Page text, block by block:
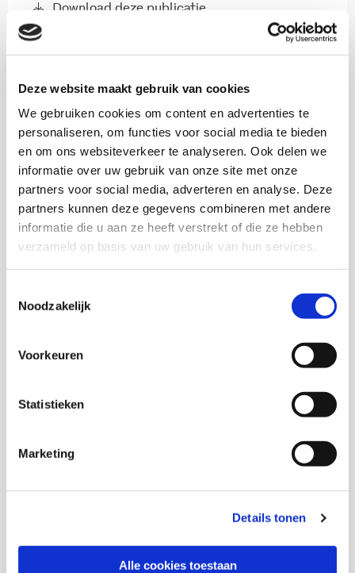
Deze website maakt gebruik van cookies
We gebruiken cookies om content en advertenties te
personaliseren, om functies voor social media te bieden
en om ons websiteverkeer te analyseren. Ook delen we
informatie over uw gebruik van onze site met onze
partners voor social media, adverteren en analyse. Deze
partners kunnen deze gegevens combineren met andere
informatie die u aan ze heeft verstrekt of die ze hebben
verzameld op basis van uw gebruik van hun services.
Noodzakelijk
Voorkeuren
Statistieken
Marketing
Details tonen
Alle cookies toestaan
Download deze publicatie
Onderzoekers
Trudi Nederland
Marieke Wentink
Marian van der Klein
Senior onderzoeker en Hoofd onderzoeksgroep